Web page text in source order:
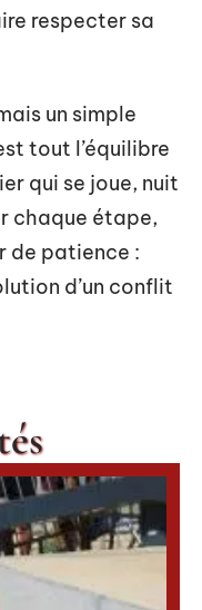
respecter sa
un simple
tout l’équilibre
qui se joue, nuit
chaque étape,
de patience :
d’un conflit